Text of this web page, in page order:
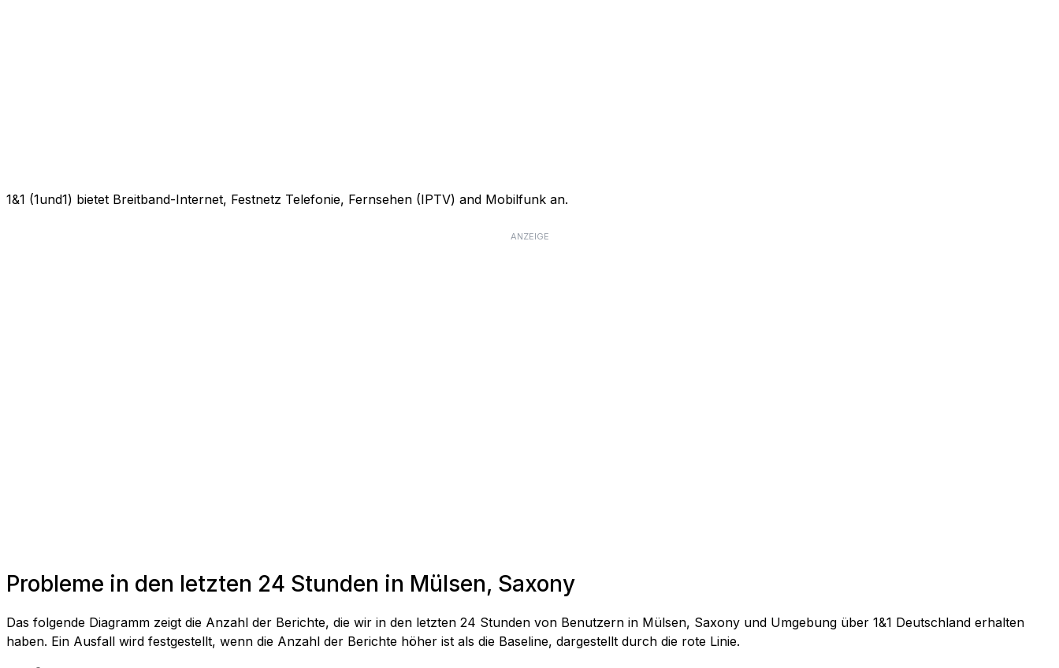
1&1 (1und1) bietet Breitband-Internet, Festnetz Telefonie, Fernsehen (IPTV) and Mobilfunk an.
ANZEIGE
Probleme in den letzten 24 Stunden in Mülsen, Saxony
Das folgende Diagramm zeigt die Anzahl der Berichte, die wir in den letzten 24 Stunden von Benutzern in Mülsen, Saxony und Umgebung über 1&1 Deutschland erhalten
haben. Ein Ausfall wird festgestellt, wenn die Anzahl der Berichte höher ist als die Baseline, dargestellt durch die rote Linie.